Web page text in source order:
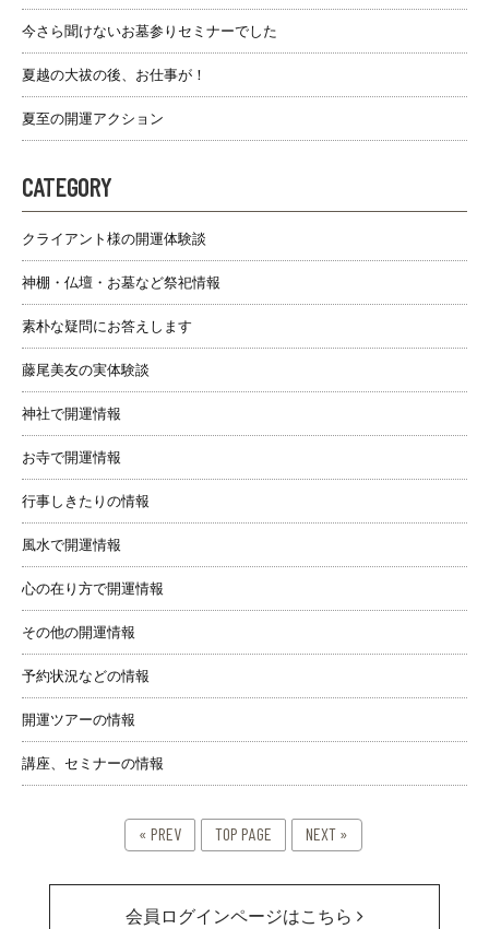
今さら聞けないお墓参りセミナーでした
夏越の大祓の後、お仕事が！
夏至の開運アクション
CATEGORY
クライアント様の開運体験談
神棚・仏壇・お墓など祭祀情報
素朴な疑問にお答えします
藤尾美友の実体験談
神社で開運情報
お寺で開運情報
行事しきたりの情報
風水で開運情報
心の在り方で開運情報
その他の開運情報
予約状況などの情報
開運ツアーの情報
講座、セミナーの情報
« PREV TOP PAGE NEXT »
会員ログインページはこちら